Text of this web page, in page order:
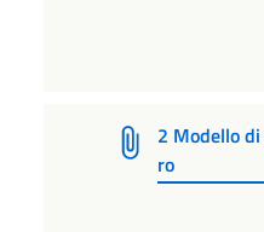
2 Modello
ro